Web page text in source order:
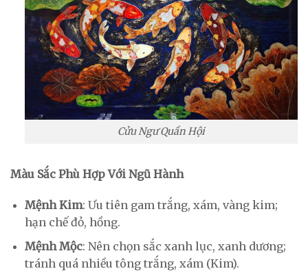
Cửu Ngư Quần Hội
Màu Sắc Phù Hợp Với Ngũ Hành
Mệnh Kim: Ưu tiên gam trắng, xám, vàng kim;
hạn chế đỏ, hồng.
Mệnh Mộc: Nên chọn sắc xanh lục, xanh dương;
tránh quá nhiều tông trắng, xám (Kim).